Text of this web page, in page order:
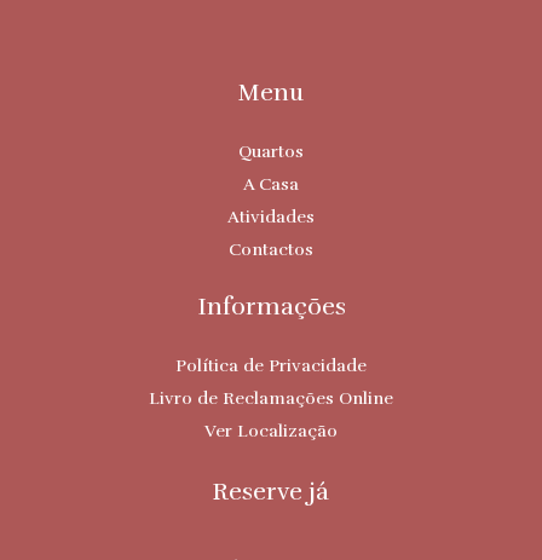
Menu
Quartos
A Casa
Atividades
Contactos
Informações
Política de Privacidade
Livro de Reclamações Online
Ver Localização
Reserve já